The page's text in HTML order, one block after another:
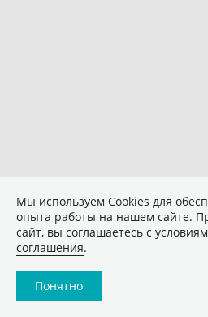
Мы используем Сookies для
опыта работы на нашем сайте.
сайт, вы соглашаетесь с
соглашения.
Понятно